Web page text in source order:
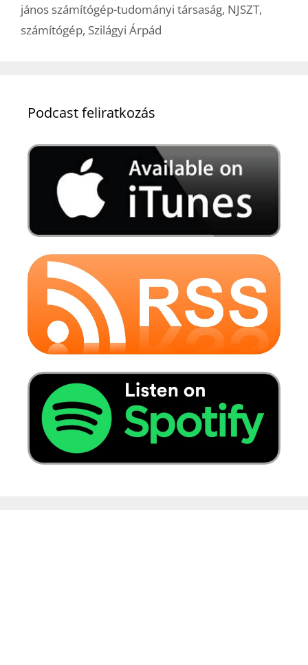
jános számítógép-tudományi társaság, NJSZT,
számítógép, Szilágyi Árpád
Podcast feliratkozás